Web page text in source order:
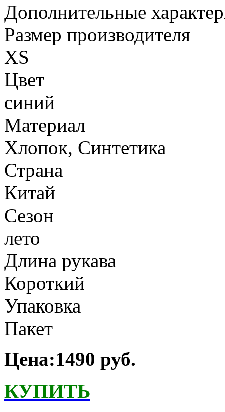
Дополнительные
Размер производителя
XS
Цвет
синий
Материал
Хлопок, Синтетика
Страна
Китай
Сезон
лето
Длина рукава
Короткий
Упаковка
Пакет
Цена:1490 руб.
КУПИТЬ